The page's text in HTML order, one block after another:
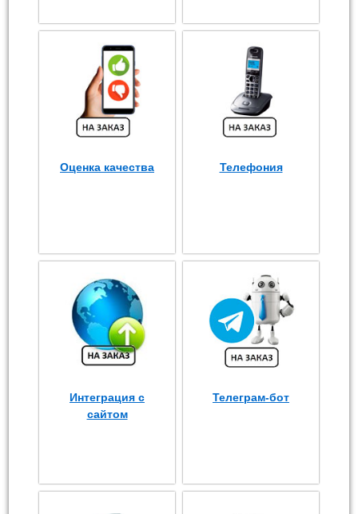
Оценка качества Телефония
Интеграция с
сайтом
Телеграм-бот